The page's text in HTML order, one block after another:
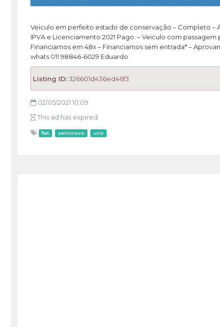
Veiculo em perfeito estado de conservação – Completo –
IPVA e Licenciamento 2021 Pago. – Veiculo com
Financiamos em 48x – Financiamos sem entrada* –
whats 011 98846-6029 Eduardo
Listing ID:326601d436ed46f3
02/05/2021 10:09
This ad has expired
fiat seminovo uno